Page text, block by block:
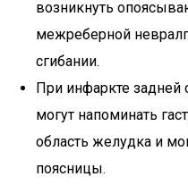
возникнуть
межреберной
сгибании.
При инфаркте
могут напоминать
область желудка и
поясницы.